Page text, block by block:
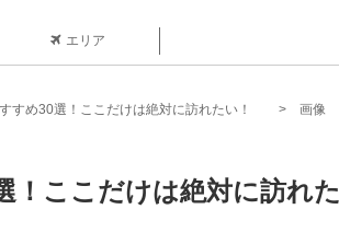
エリア
すめ30選！ここだけは絶対に訪れたい！ 画像
！ここだけは絶対に訪れた